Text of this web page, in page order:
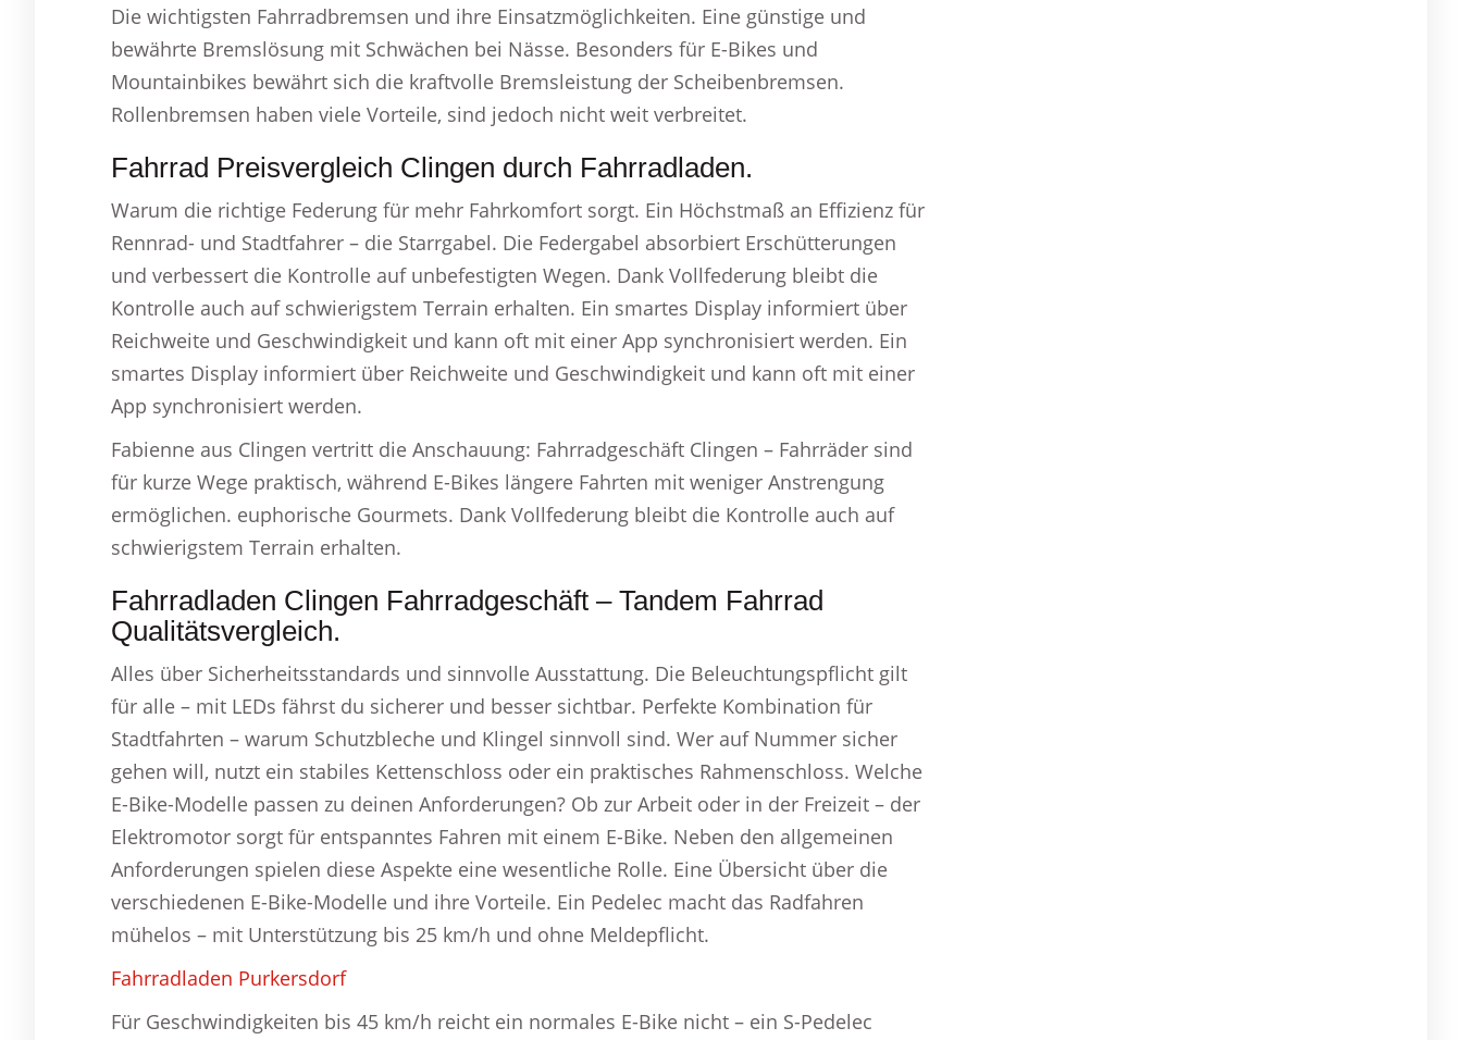
Die wichtigsten Fahrradbremsen und ihre Einsatzmöglichkeiten. Eine günstige und
bewährte Bremslösung mit Schwächen bei Nässe. Besonders für E-Bikes und
Mountainbikes bewährt sich die kraftvolle Bremsleistung der Scheibenbremsen.
Rollenbremsen haben viele Vorteile, sind jedoch nicht weit verbreitet.
Fahrrad Preisvergleich Clingen durch Fahrradladen.
Warum die richtige Federung für mehr Fahrkomfort sorgt. Ein Höchstmaß an Effizienz für
Rennrad- und Stadtfahrer – die Starrgabel. Die Federgabel absorbiert Erschütterungen
und verbessert die Kontrolle auf unbefestigten Wegen. Dank Vollfederung bleibt die
Kontrolle auch auf schwierigstem Terrain erhalten. Ein smartes Display informiert über
Reichweite und Geschwindigkeit und kann oft mit einer App synchronisiert werden. Ein
smartes Display informiert über Reichweite und Geschwindigkeit und kann oft mit einer
App synchronisiert werden.
Fabienne aus Clingen vertritt die Anschauung: Fahrradgeschäft Clingen – Fahrräder sind
für kurze Wege praktisch, während E-Bikes längere Fahrten mit weniger Anstrengung
ermöglichen. euphorische Gourmets. Dank Vollfederung bleibt die Kontrolle auch auf
schwierigstem Terrain erhalten.
Fahrradladen Clingen Fahrradgeschäft – Tandem Fahrrad
Qualitätsvergleich.
Alles über Sicherheitsstandards und sinnvolle Ausstattung. Die Beleuchtungspflicht gilt
für alle – mit LEDs fährst du sicherer und besser sichtbar. Perfekte Kombination für
Stadtfahrten – warum Schutzbleche und Klingel sinnvoll sind. Wer auf Nummer sicher
gehen will, nutzt ein stabiles Kettenschloss oder ein praktisches Rahmenschloss. Welche
E-Bike-Modelle passen zu deinen Anforderungen? Ob zur Arbeit oder in der Freizeit – der
Elektromotor sorgt für entspanntes Fahren mit einem E-Bike. Neben den allgemeinen
Anforderungen spielen diese Aspekte eine wesentliche Rolle. Eine Übersicht über die
verschiedenen E-Bike-Modelle und ihre Vorteile. Ein Pedelec macht das Radfahren
mühelos – mit Unterstützung bis 25 km/h und ohne Meldepflicht.
Fahrradladen Purkersdorf
Für Geschwindigkeiten bis 45 km/h reicht ein normales E-Bike nicht – ein S-Pedelec